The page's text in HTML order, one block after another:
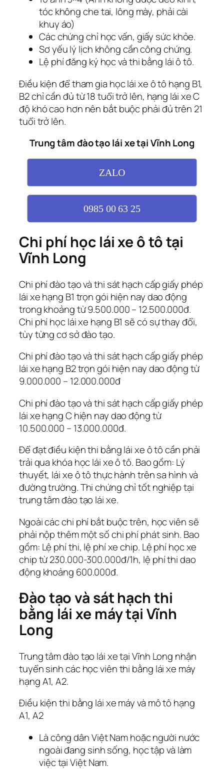
tóc không che tai, lông mày, phải cài
khuy áo)
Các chứng chỉ học vấn, giấy sức khỏe.
Sơ yếu lý lịch không cần công chứng.
Lệ phí đăng ký học và thi bằng lái ô tô.
Điều kiện để tham gia học lái xe ô tô hạng B1,
B2 chỉ cần đủ từ 18 tuổi trở lên, hạng lái xe C
độ khó cao hơn nên bắt buộc phải đủ trên 21
tuổi trở lên.
Trung tâm đào tạo lái xe tại Vĩnh Long
ZALO
0985 00 63 25
Chi phí học lái xe ô tô tại
Vĩnh Long
Chi phí đào tạo và thi sát hạch cấp giấy phép
lái xe hạng B1 trọn gói hiện nay dao động
trong khoảng từ 9.500.000 – 12.500.000đ.
Chi phí học lái xe hạng B1 sẽ có sự thay đổi,
tùy từng cơ sở đào tạo.
Chi phí đào tạo và thi sát hạch cấp giấy phép
lái xe hạng B2 trọn gói hiện nay dao động từ
9.000.000 – 12.000.000đ
Chi phí đào tạo và thi sát hạch cấp giấy phép
lái xe hạng C hiện nay dao động từ
10.500.000 – 13.000.000đ.
Để đạt điều kiện thi bằng lái xe ô tô cần phải
trải qua khóa học lái xe ô tô. Bao gồm: Lý
thuyết, lái xe ô tô thực hành trên sa hình và
đường trường. Thi chứng chỉ tốt nghiệp tại
trung tâm đào tạo lái xe.
Ngoài các chi phí bắt buộc trên, học viên sẽ
phải nộp thêm một số chi phí phát sinh. Bao
gồm: Lệ phí thi, lệ phí xe chip. Lệ phí học xe
chip từ 230.000-300.000đ/1h, lệ phí thi dao
động khoảng 600.000đ.
Đào tạo và sát hạch thi
bằng lái xe máy tại Vĩnh
Long
Trung tâm đào tạo lái xe tại Vĩnh Long nhận
tuyển sinh các học viên thi bằng lái xe máy
hạng A1, A2.
Điều kiện thi bằng lái xe máy và mô tô hạng
A1, A2
Là công dân Việt Nam hoặc người nước
ngoài đang sinh sống, học tập và làm
việc tại Việt Nam.